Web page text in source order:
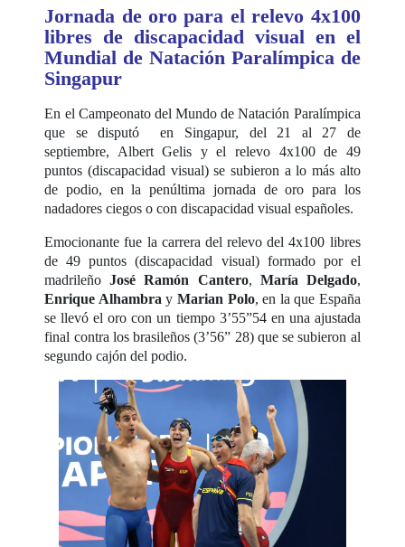
Jornada de oro para el relevo 4x100
libres de discapacidad visual en el
Mundial de Natación Paralímpica de
Singapur
En el Campeonato del Mundo de Natación Paralímpica
que se disputó en Singapur, del 21 al 27 de
septiembre, Albert Gelis y el relevo 4x100 de 49
puntos (discapacidad visual) se subieron a lo más alto
de podio, en la penúltima jornada de oro para los
nadadores ciegos o con discapacidad visual españoles.
Emocionante fue la carrera del relevo del 4x100 libres
de 49 puntos (discapacidad visual) formado por el
madrileñoJosé Ramón Cantero, María Delgado,
Enrique Alhambra y Marian Polo, en la que España
se llevó el oro con un tiempo 3’55”54 en una ajustada
final contra los brasileños (3’56” 28) que se subieron al
segundo cajón del podio.